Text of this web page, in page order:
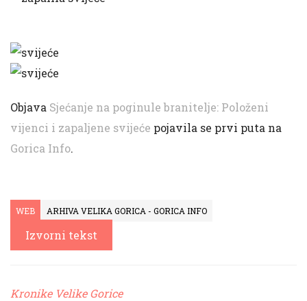
Objava Sjećanje na poginule branitelje: Položeni
vijenci i zapaljene svijeće pojavila se prvi puta na
Gorica Info.
WEB ARHIVA VELIKA GORICA - GORICA INFO
Izvorni tekst
Kronike Velike Gorice